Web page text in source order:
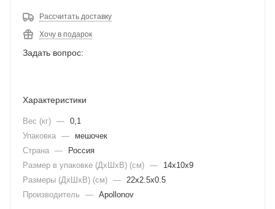
Рассчитать доставку
Хочу в подарок
Задать вопрос:
Характеристики
Вес (кг) — 0,1
Упаковка —
мешочек
Страна —
Россия
Размер в упаковке (ДхШxВ) (см) —
14х10х9
Размеры (ДxШxВ) (см) — 22х2.5х0.5
Производитель
— Apollonov